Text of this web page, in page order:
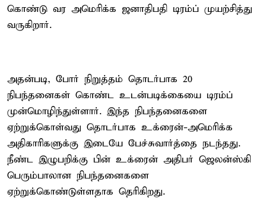
கொண்டு வர அமெரிக்க ஜனாதிபதி டிரம்ப் முயற்சித்து
வருகிறார்.
அதன்படி, போர் நிறுத்தம் தொடர்பாக 20
நிபந்தனைகள் கொண்ட உடன்படிக்கையை டிரம்ப்
முன்மொழிந்துள்ளார். இந்த நிபந்தனைகளை
ஏற்றுக்கொள்வது தொடர்பாக உக்ரைன்-அமெரிக்க
அதிகாரிகளுக்கு இடையே பேச்சுவார்த்தை நடந்தது.
நீண்ட இழுபறிக்கு பின் உக்ரைன் அதிபர் ஜெலன்ஸ்கி
பெரும்பாலான நிபந்தனைகளை
ஏற்றுக்கொண்டுள்ளதாக தெரிகிறது.